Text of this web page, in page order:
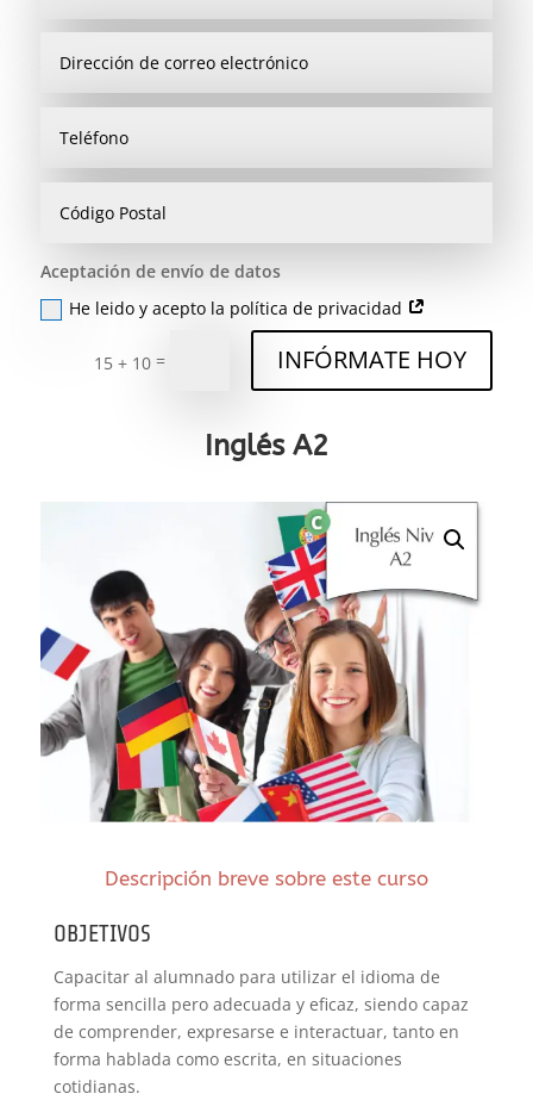
Aceptación de envío de datos
He leido y acepto la política de privacidad
15 + 10 = INFÓRMATE HOY
Inglés A2
Descripción breve sobre este curso
OBJETIVOS
Capacitar al alumnado para utilizar el idioma de
forma sencilla pero adecuada y eficaz, siendo capaz
de comprender, expresarse e interactuar, tanto en
forma hablada como escrita, en situaciones
cotidianas.